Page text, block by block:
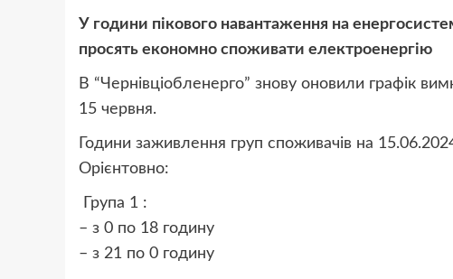
У години пікового навантаження на
просять економно споживати електроенергію
В “Чернівціобленерго” знову оновили графік
15 червня.
Години заживлення груп споживачів на
Орієнтовно:
Група 1 :
– з 0 по 18 годину
– з 21 по 0 годину